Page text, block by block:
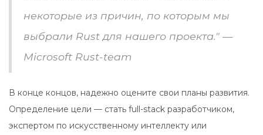
некоторые из причин, по которым мы
выбрали Rust для нашего проекта." —
Microsoft Rust-team
В конце концов, надежно оцените свои планы развития.
Определение цели — стать full-stack разработчиком,
экспертом по искусственному интеллекту или